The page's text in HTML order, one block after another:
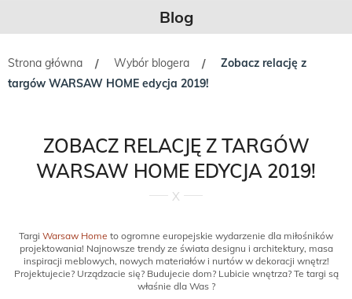
Blog
Strona główna / Wybór blogera /
Zobacz relację z
targów WARSAW HOME edycja 2019!
ZOBACZ RELACJĘ Z TARGÓW
WARSAW HOME EDYCJA 2019!
Targi Warsaw Home to ogromne europejskie wydarzenie dla miłośników
projektowania! Najnowsze trendy ze świata designu i architektury, masa
inspiracji meblowych, nowych materiałów i nurtów w dekoracji wnętrz!
Projektujecie? Urządzacie się? Budujecie dom? Lubicie wnętrza? Te targi są
właśnie dla Was ?